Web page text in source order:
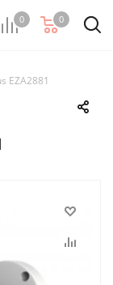
0 0
EZA2881